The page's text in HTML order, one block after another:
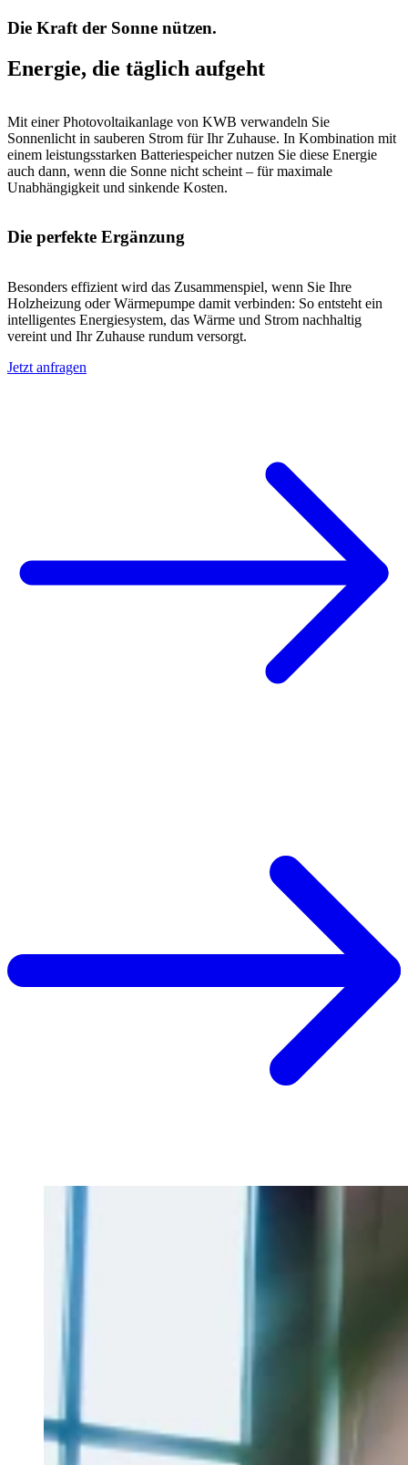
Die Kraft der Sonne nützen.
Energie, die täglich aufgeht
Mit einer Photovoltaikanlage von KWB verwandeln Sie
Sonnenlicht in sauberen Strom für Ihr Zuhause. In Kombination mit
einem leistungsstarken Batteriespeicher nutzen Sie diese Energie
auch dann, wenn die Sonne nicht scheint – für maximale
Unabhängigkeit und sinkende Kosten.
Die perfekte Ergänzung
Besonders effizient wird das Zusammenspiel, wenn Sie Ihre
Holzheizung oder Wärmepumpe damit verbinden: So entsteht ein
intelligentes Energiesystem, das Wärme und Strom nachhaltig
vereint und Ihr Zuhause rundum versorgt.
Jetzt anfragen